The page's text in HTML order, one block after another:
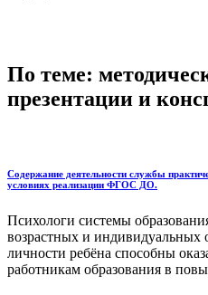
По теме:
презентации и
Содержание деятельности службы
условиях реализации ФГОС ДО.
Психологи системы
возрастных и индивидуальных
личности ребёна способны
работникам образования в